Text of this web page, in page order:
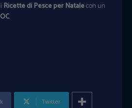
Ricette di Pesce per Natalecon un
.
Twitter